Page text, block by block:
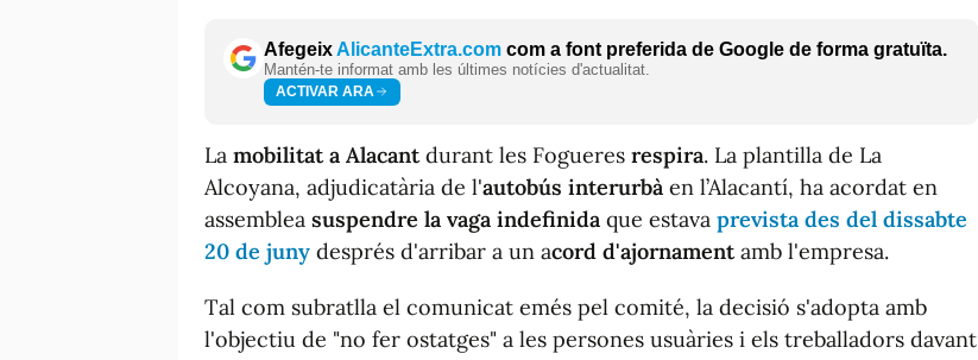
AfegeixAlicanteExtra.com com a font preferida de Google de forma gratuïta.
Mantén-te informat amb les últimes notícies d'actualitat.
ACTIVAR ARA
La mobilitat a Alacantdurant les Fogueres respira. La plantilla de La
Alcoyana, adjudicatària de l'autobús interurbà en l’Alacantí, ha acordat en
assemblea suspendre la vaga indefinida que estava prevista des del dissabte
20 de juny després d'arribar a un acord d'ajornamentamb l'empresa.
Tal com subratlla el comunicat emés pel comité, la decisió s'adopta amb
l'objectiu de "no fer ostatges" a les persones usuàries i els treballadors davant